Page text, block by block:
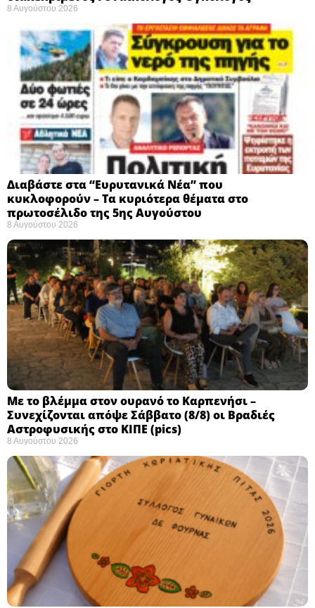
8 Αυγούστου 2026
Διαβάστε στα “Ευρυτανικά Νέα” που
κυκλοφορούν – Τα κυριότερα θέματα στο
πρωτοσέλιδο της 5ης Αυγούστου
8 Αυγούστου 2026
Με το βλέμμα στον ουρανό το Καρπενήσι –
Συνεχίζονται απόψε Σάββατο (8/8) οι Βραδιές
Αστροφυσικής στο ΚΙΠΕ (pics)
8 Αυγούστου 2026